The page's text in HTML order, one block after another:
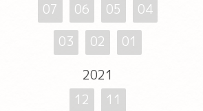
07
06 05
04
03
02
01
2021
12
11